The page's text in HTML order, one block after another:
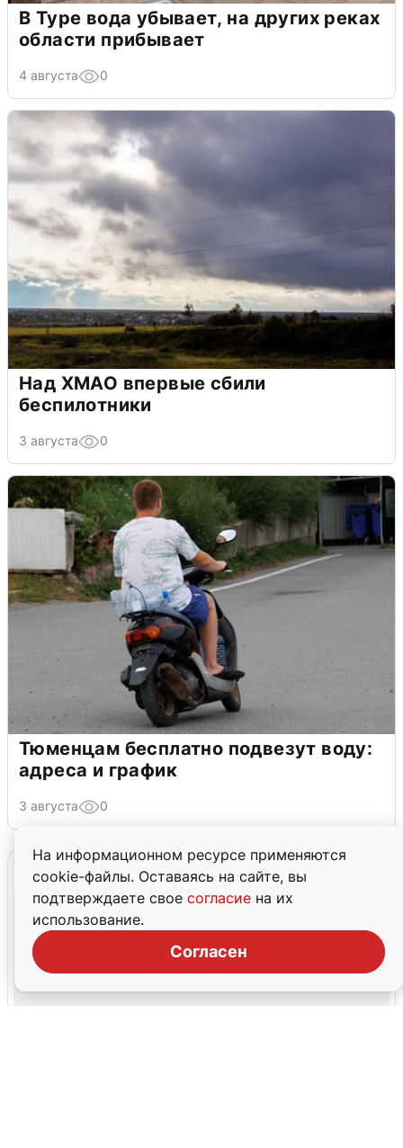
На информационном ресурсе применяются
cookie-файлы. Оставаясь на сайте, вы
подтверждаете свое согласие на их
использование.
Согласен
В Туре вода убывает, на других реках
области прибывает
4 августа 0
Над ХМАО впервые сбили
беспилотники
3 августа 0
Тюменцам бесплатно подвезут воду:
адреса и график
3 августа 0